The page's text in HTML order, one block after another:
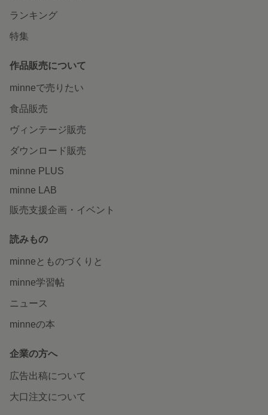
ランキング
特集
作品販売について
minneで売りたい
食品販売
ヴィンテージ販売
ダウンロード販売
minne PLUS
minne LAB
販売支援企画・イベント
読みもの
minneとものづくりと
minne学習帖
ニュース
minneの本
企業の方へ
広告出稿について
大口注文について